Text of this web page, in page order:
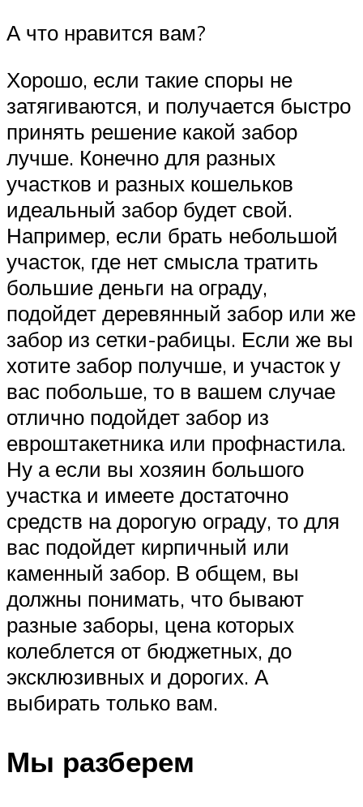
А что нравится вам?
Хорошо, если такие споры не
затягиваются, и получается быстро
принять решение какой забор
лучше. Конечно для разных
участков и разных кошельков
идеальный забор будет свой.
Например, если брать небольшой
участок, где нет смысла тратить
большие деньги на ограду,
подойдет деревянный забор или же
забор из сетки-рабицы. Если же вы
хотите забор получше, и участок у
вас побольше, то в вашем случае
отлично подойдет забор из
евроштакетника или профнастила.
Ну а если вы хозяин большого
участка и имеете достаточно
средств на дорогую ограду, то для
вас подойдет кирпичный или
каменный забор. В общем, вы
должны понимать, что бывают
разные заборы, цена которых
колеблется от бюджетных, до
эксклюзивных и дорогих. А
выбирать только вам.
Мы разберем